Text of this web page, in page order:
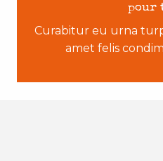
pour
Curabitur eu urna
amet felis